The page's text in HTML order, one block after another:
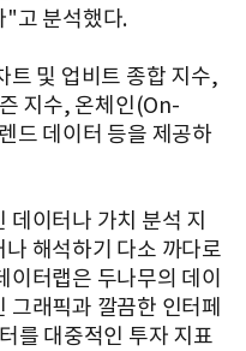
"고 분석했다.
트 및 업비트 종합 지수,
지수, 온체인(On-
드 데이터 등을 제공하
데이터나 가치 분석 지
해석하기 다소 까다로
터랩은 두나무의 데이
래픽과 깔끔한 인터페
를 대중적인 투자 지표